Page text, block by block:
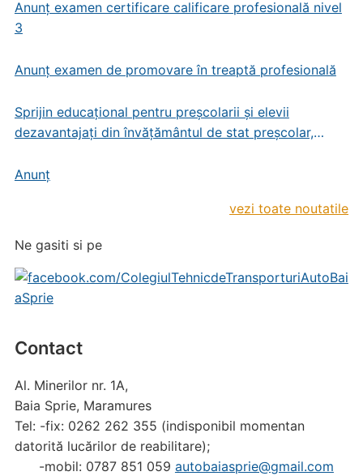
Anunț examen certificare calificare profesională nivel
3
Anunț examen de promovare în treaptă profesională
Sprijin educațional pentru preșcolarii și elevii
dezavantajați din învățământul de stat preșcolar,
Anunț
vezi toate noutatile
Ne gasiti si pe
Contact
Al. Minerilor nr. 1A,
Baia Sprie, Maramures
Tel: -fix: 0262 262 355 (indisponibil momentan
datorită lucărilor de reabilitare);
-mobil: 0787 851 059 autobaiasprie@gmail.com